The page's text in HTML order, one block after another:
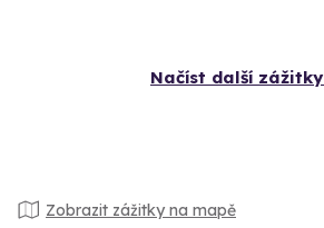
Načíst další zážitky
Zobrazit zážitky na mapě